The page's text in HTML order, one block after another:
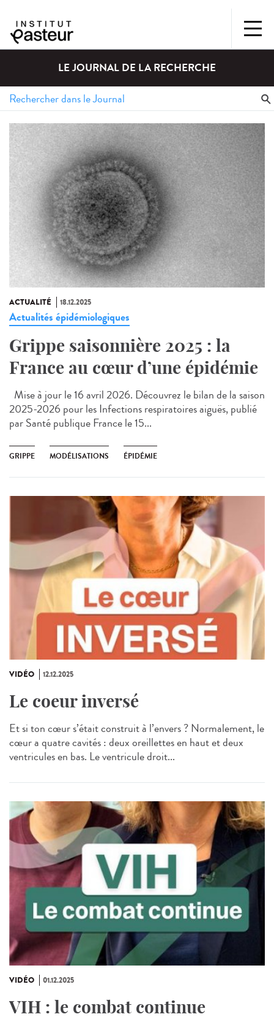
LE JOURNAL DE LA RECHERCHE
ACTUALITÉ 18.12.2025
Actualités épidémiologiques
Grippe saisonnière 2025 : la
France au cœur d’une épidémie
Mise à jour le 16 avril 2026. Découvrez le bilan de la saison
2025-2026 pour les Infections respiratoires aiguës, publié
par Santé publique France le 15...
GRIPPE MODÉLISATIONS ÉPIDÉMIE
VIDÉO 12.12.2025
Le coeur inversé
Et si ton cœur s’était construit à l’envers ? Normalement, le
cœur a quatre cavités : deux oreillettes en haut et deux
ventricules en bas. Le ventricule droit...
VIDÉO 01.12.2025
VIH : le combat continue